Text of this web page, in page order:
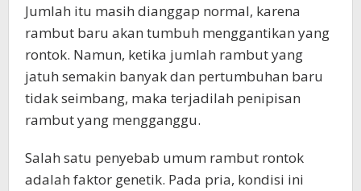
Jumlah itu masih dianggap normal, karena
rambut baru akan tumbuh menggantikan yang
rontok. Namun, ketika jumlah rambut yang
jatuh semakin banyak dan pertumbuhan baru
tidak seimbang, maka terjadilah penipisan
rambut yang mengganggu.
Salah satu penyebab umum rambut rontok
adalah faktor genetik. Pada pria, kondisi ini